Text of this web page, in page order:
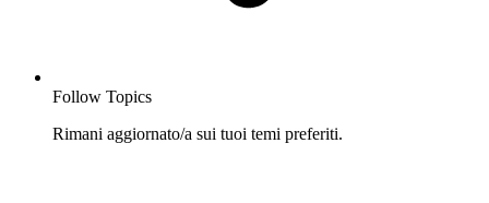
Follow Topics
Rimani aggiornato/a sui tuoi temi preferiti.